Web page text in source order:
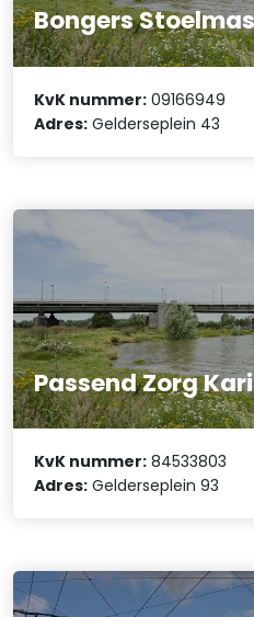
Bongers
KvK nummer: 09166949
Adres: Gelderseplein 43
Passend Zorg
KvK nummer: 84533803
Adres: Gelderseplein 93